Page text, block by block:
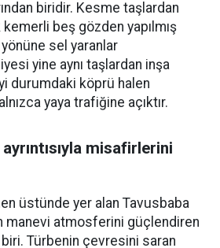
biridir. Kesme taşlardan
kemerli beş gözden yapılmış
sel yaranlar
yine aynı taşlardan inşa
durumdaki köprü halen
yaya trafiğine açıktır.
misafirlerini
üstünde yer alan Tavusbaba
manevi atmosferini güçlendiren
Türbenin çevresini saran